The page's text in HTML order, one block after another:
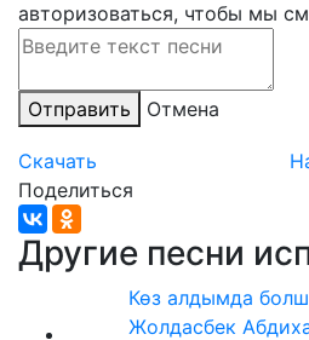
авторизоваться, чтобы мы
Отправить Отмена
Скачать
Поделиться
Другие песни
Көз алдымда
Жолдасбек